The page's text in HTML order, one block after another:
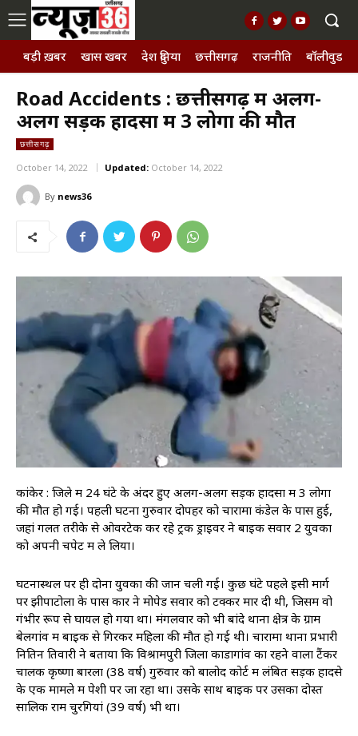
बड़ी ख़बर खास खबर देश दुनिया छत्तीसगढ़ राजनीति बॉलीवुड,
Road Accidents : छत्तीसगढ़ में अलग-
अलग सड़क हादसों में 3 लोगों की मौत
छत्तीसगढ़
October 14, 2022 Updated: October 14, 2022
By news36
कांकेर : जिले में 24 घंटे के अंदर हुए अलग-अलग सड़क हादसों में 3 लोगों
की मौत हो गई। पहली घटना गुरुवार दोपहर को चारामा कंडेल के पास हुई,
जहां गलत तरीके से ओवरटेक कर रहे ट्रक ड्राइवर ने बाइक सवार 2 युवकों
को अपनी चपेट में ले लिया।
घटनास्थल पर ही दोनों युवकों की जान चली गई। कुछ घंटे पहले इसी मार्ग
पर झीपाटोला के पास कार ने मोपेड सवार को टक्कर मार दी थी, जिसमें वो
गंभीर रूप से घायल हो गया था। मंगलवार को भी बांदे थाना क्षेत्र के ग्राम
बेलगांव में बाइक से गिरकर महिला की मौत हो गई थी। चारामा थाना प्रभारी
नितिन तिवारी ने बताया कि विश्रामपुरी जिला कोंडागांव का रहने वाला टैंकर
चालक कृष्णा बारला (38 वर्ष) गुरुवार को बालोद कोर्ट में लंबित सड़क हादसे
के एक मामले में पेशी पर जा रहा था। उसके साथ बाइक पर उसका दोस्त
सालिक राम चुरगियां (39 वर्ष) भी था।